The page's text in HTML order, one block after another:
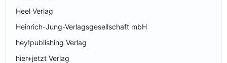
Heel Verlag
Heinrich-Jung-Verlagsgesellschaft mbH
hey!publishing Verlag
hier+jetzt Verlag